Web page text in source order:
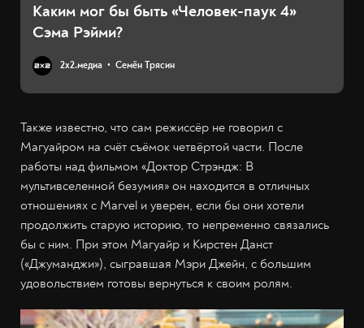
Каким мог бы быть «Человек-паук 4»
Сэма Рэйми?
2х2.медиа Семён Трясин
Также известно, что сам режиссёр не говорил с
Магуайром на счёт съёмок четвёртой части. После
работы над фильмом «Доктор Стрэндж: В
мультивселенной безумия» он находится в отличных
отношениях с Marvel и уверен, если бы они хотели
продолжить старую историю, то непременно связались
бы с ним. При этом Магуайр и Кирстен Данст
(«Джуманджи»), сыгравшая Мэри Джейн, с большим
удовольствием готовы вернуться к своим ролям.